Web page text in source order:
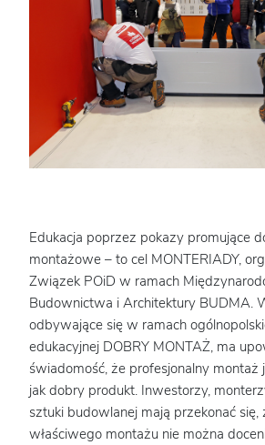
Edukacja poprzez pokazy promujące
montażowe – to cel MONTERIADY,
Związek POiD w ramach
Budownictwa i Architektury BUDMA.
odbywające się w ramach
edukacyjnej DOBRY MONTAŻ, ma
świadomość, że profesjonalny
jak dobry produkt. Inwestorzy,
sztuki budowlanej mają przekonać się,
właściwego montażu nie można